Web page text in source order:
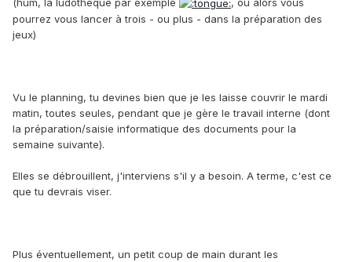
pourrez vous lancer à trois - ou plus - dans la préparation des
jeux)
Vu le planning, tu devines bien que je les laisse couvrir le mardi
matin, toutes seules, pendant que je gère le travail interne (dont
la préparation/saisie informatique des documents pour la
semaine suivante).
Elles se débrouillent, j'interviens s'il y a besoin. A terme, c'est ce
que tu devrais viser.
Plus éventuellement, un petit coup de main durant les